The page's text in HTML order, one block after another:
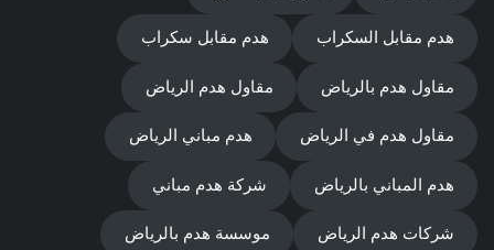
هدم مقابل السكراب هدم مقابل سكراب
مقاول هدم بالرياض مقاول هدم الرياض
مقاول هدم في الرياض هدم مباني الرياض
هدم المباني بالرياض شركة هدم مباني
شركات هدم الرياض موسسة هدم بالرياض